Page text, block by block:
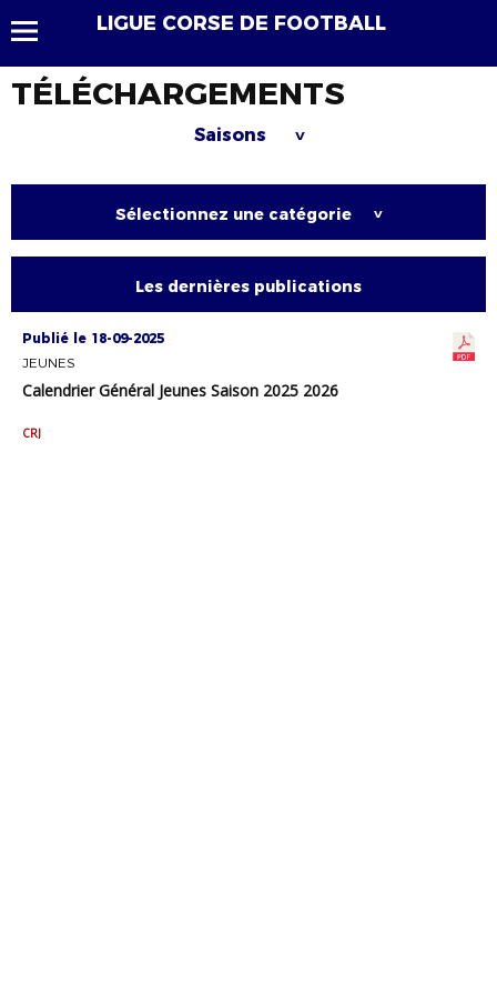
LIGUE CORSE DE FOOTBALL
TÉLÉCHARGEMENTS
Saisons >
Sélectionnez une catégorie >
Les dernières publications
Publié le 18-09-2025
JEUNES
Calendrier Général Jeunes Saison 2025 2026
CRJ